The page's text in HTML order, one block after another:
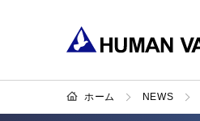
ホーム NEWS